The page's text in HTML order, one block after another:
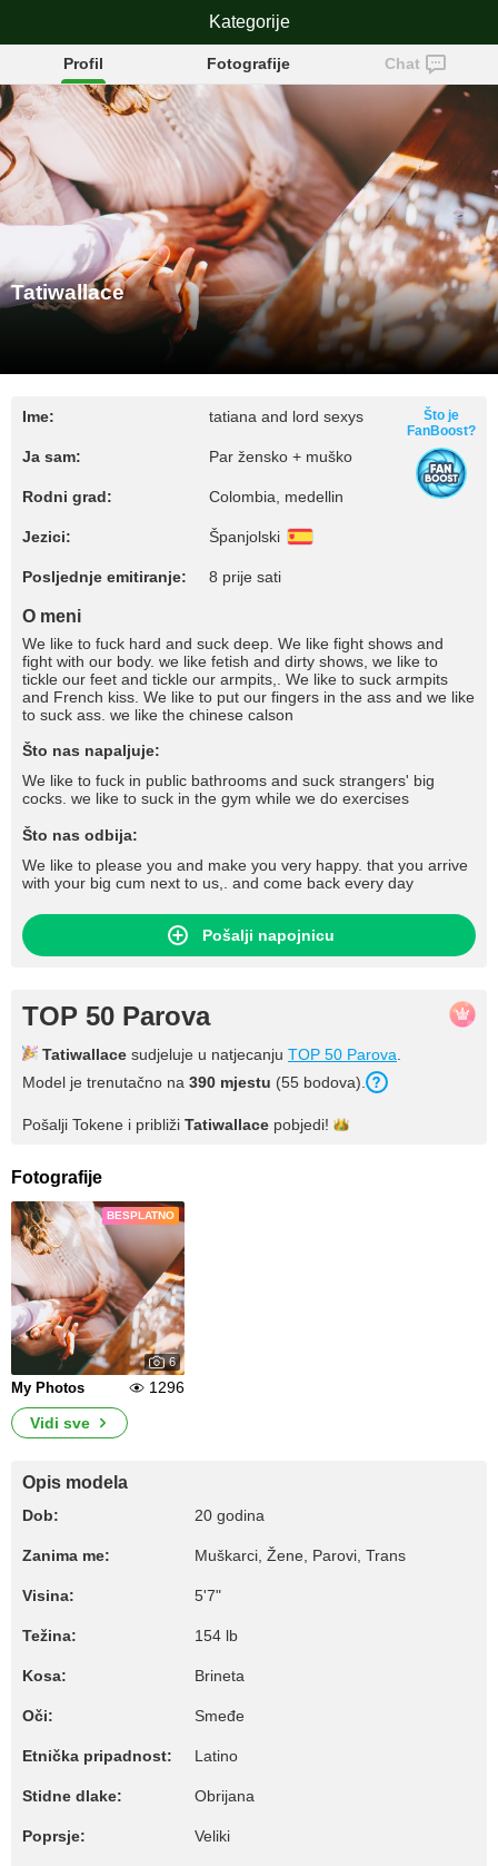
Tatiwallace
Profil Fotografije Chat
Tatiwallace
Ime: tatiana and lord sexys
Ja sam: Par žensko + muško
Rodni grad: Colombia, medellin
Jezici: Španjolski
Posljednje emitiranje: 8 prije sati
Što je
FanBoost?
O meni
We like to fuck hard and suck deep. We like fight shows and
fight with our body. we like fetish and dirty shows, we like to
tickle our feet and tickle our armpits,. We like to suck armpits
and French kiss. We like to put our fingers in the ass and we like
to suck ass. we like the chinese calson
Što nas napaljuje:
We like to fuck in public bathrooms and suck strangers' big
cocks. we like to suck in the gym while we do exercises
Što nas odbija:
We like to please you and make you very happy. that you arrive
with your big cum next to us,. and come back every day
Pošalji napojnicu
TOP 50 Parova
Tatiwallace sudjeluje u natjecanju TOP 50 Parova
Model je trenutačno na 390 mjestu (55 bodova).
Pošalji Tokene i približi Tatiwallace pobjedi!
Fotografije
BESPLATNO
6
My Photos
1296
Vidi sve
Opis modela
Dob: 20 godina
Zanima me: Muškarci, Žene, Parovi, Trans
Visina: 5'7"
Težina: 154 lb
Kosa: Brineta
Oči: Smeđe
Etnička pripadnost: Latino
Stidne dlake: Obrijana
Poprsje: Veliki
Kategorije